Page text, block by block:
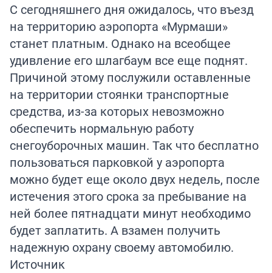
С сегодняшнего дня ожидалось, что въезд
на территорию аэропорта «Мурмаши»
станет платным. Однако на всеобщее
удивление его шлагбаум все еще поднят.
Причиной этому послужили оставленные
на территории стоянки транспортные
средства, из-за которых невозможно
обеспечить нормальную работу
снегоуборочных машин. Так что бесплатно
пользоваться парковкой у аэропорта
можно будет еще около двух недель, после
истечения этого срока за пребывание на
ней более пятнадцати минут необходимо
будет заплатить. А взамен получить
надежную охрану своему автомобилю.
Источник